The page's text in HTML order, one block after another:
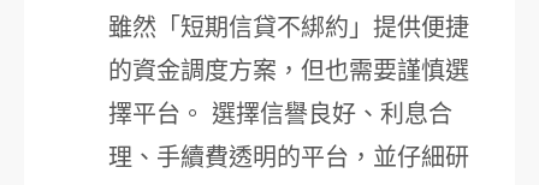
雖然「短期信貸不綁約」提供便捷
的資金調度方案，但也需要謹慎選
擇平台。 選擇信譽良好、利息合
理、手續費透明的平台，並仔細研